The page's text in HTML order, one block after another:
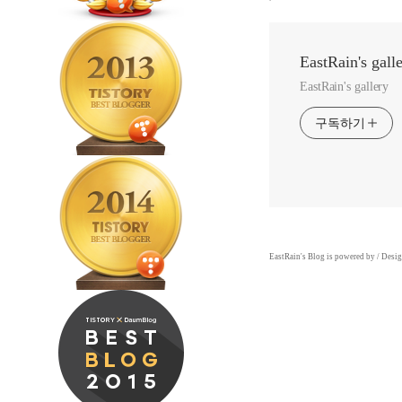
EastRain's
EastRain's gallery
구독하기
EastRain's Blog is powered by /